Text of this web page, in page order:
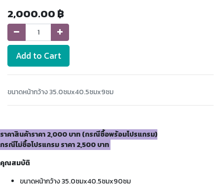
2,000.00฿
Add to Cart
ขนาดหน้ากว้าง 35.0ซมx40.5ซมx9ซม
ราคาสินค้าราคา 2,000 บาท (กรณีซื้อพร้อมโปรแกรม)
กรณีไม่ซื้อโปรแกรม ราคา 2,500 บาท
คุณสมบัติ
ขนาดหน้ากว้าง 35.0ซมx40.5ซมx90ซม